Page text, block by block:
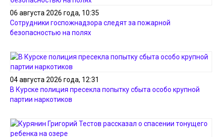
06 августа 2026 года, 10:35
Сотрудники госпожнадзора следят за пожарной
безопасностью на полях
04 августа 2026 года, 12:31
В Курске полиция пресекла попытку сбыта особо крупной
партии наркотиков